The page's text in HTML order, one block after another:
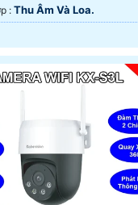
️💫 Tích Hợp : Thu Âm Và Loa.